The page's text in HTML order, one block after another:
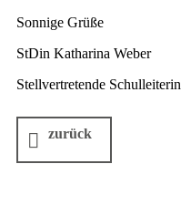
Sonnige Grüße
StDin Katharina Weber
Stellvertretende Schulleiterin
zurück